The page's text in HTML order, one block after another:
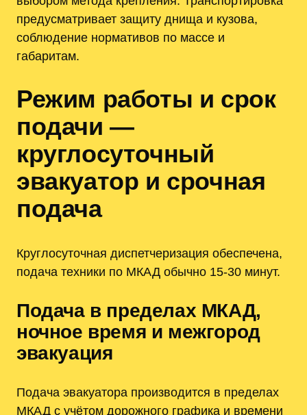
предусматривает защиту днища и кузова,
соблюдение нормативов по массе и
габаритам.
Режим работы и срок
подачи —
круглосуточный
эвакуатор и срочная
подача
Круглосуточная диспетчеризация обеспечена,
подача техники по МКАД обычно 15‑30 минут.
Подача в пределах МКАД,
ночное время и межгород
эвакуация
Подача эвакуатора производится в пределах
МКАД с учётом дорожного графика и времени